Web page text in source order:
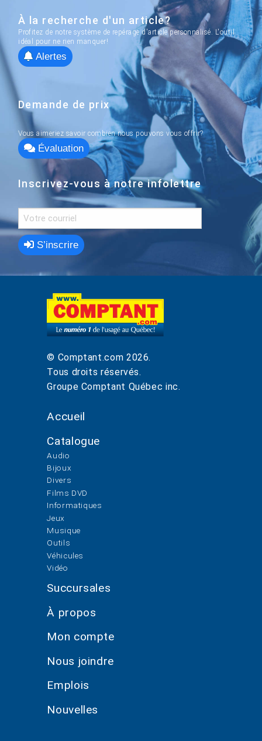
À la recherche d'un article?
Profitez de notre système de repérage d'article personnalisé. L'outil
idéal pour ne rien manquer!
Alertes
Demande de prix
Vous aimeriez savoir combien nous pouvons vous offrir?
Évaluation
Inscrivez-vous à notre infolettre
S’inscrire
© Comptant.com 2026.
Tous droits réservés.
Groupe Comptant Québec inc.
Accueil
Catalogue
Audio
Bijoux
Divers
Films DVD
Informatiques
Jeux
Musique
Outils
Véhicules
Vidéo
Succursales
À propos
Mon compte
Nous joindre
Emplois
Nouvelles